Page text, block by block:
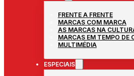
FRENTE A FRENTE
MARCAS COM MARCA
AS MARCAS NA
MARCAS EM TEMPO DE
MULTIMÉDIA
ESPECIAIS